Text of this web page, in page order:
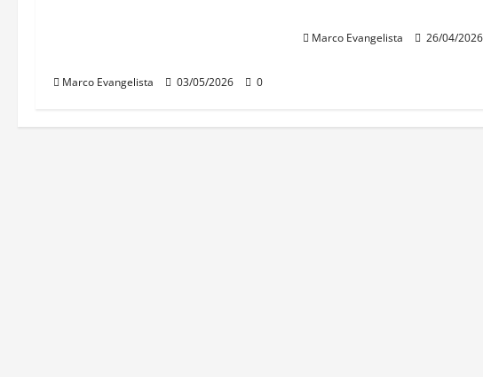
Marco Evangelista 03/05/2026 0
Marco Evangelista 26/04/2026